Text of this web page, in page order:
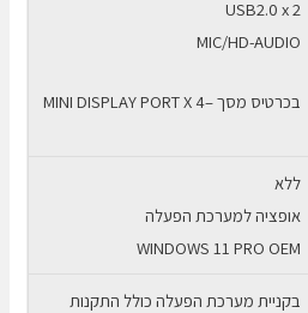
USB2.0 x 2
MIC/HD-AUDIO
בכרטיס מסך –MINI DISPLAY PORT X 4
ללא
אופציה למערכת הפעלה
WINDOWS 11 PRO OEM
בקניית מערכת הפעלה כולל התקנות